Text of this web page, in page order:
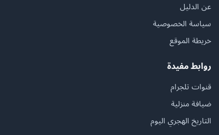
عن الدليل
سياسة الخصوصية
خريطة الموقع
روابط مفيدة
قنوات تلجرام
ضيافة منزلية
التاريخ الهجري اليوم